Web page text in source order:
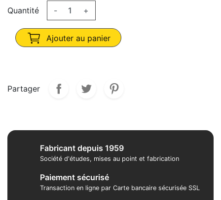
Quantité - +
Ajouter au panier
Partager
Fabricant depuis 1959
Société d'études, mises au point et fabrication
Paiement sécurisé
Transaction en ligne par Carte bancaire sécurisée SSL